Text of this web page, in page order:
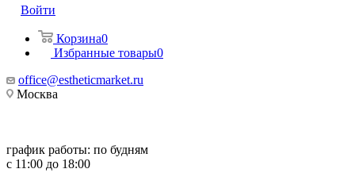
Войти
Корзина0
Избранные товары0
office@estheticmarket.ru
Москва
график работы: по будням
с 11:00 до 18:00